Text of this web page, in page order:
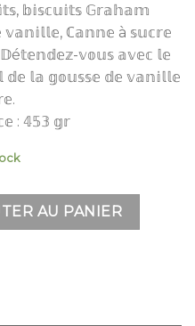
𝕓𝕚𝕤𝕔𝕦𝕚𝕥𝕤 𝔾𝕣𝕒𝕙𝕒𝕞
ℂ𝕒𝕟𝕟𝕖 à 𝕤𝕦𝕔𝕣𝕖
𝕧𝕠𝕦𝕤 𝕒𝕧𝕖𝕔 𝕝𝕖
𝕝𝕒 𝕘𝕠𝕦𝕤𝕤𝕖 𝕕𝕖 𝕧𝕒𝕟𝕚𝕝𝕝𝕖
: 𝟜𝟝𝟛 𝕘𝕣
GOUSSE DE VANILLE -
AU PANIER